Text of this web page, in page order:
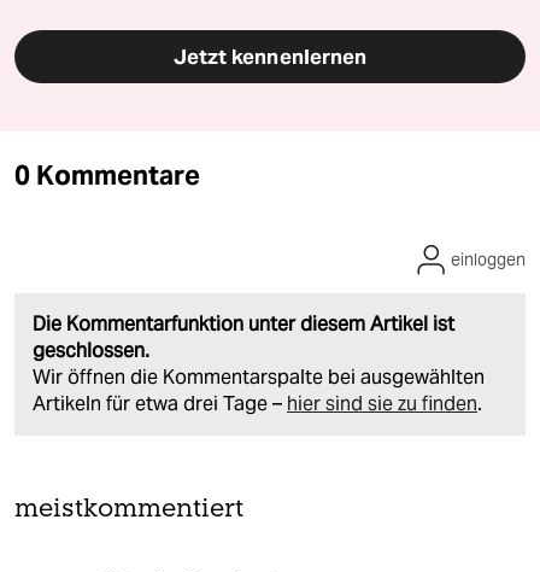
Jetzt kennenlernen
0 Kommentare
Die Kommentarfunktion unter diesem Artikel ist
geschlossen.
Wir öffnen die Kommentarspalte bei ausgewählten
Artikeln für etwa drei Tage – hier sind sie zu finden.
einloggen
meistkommentiert